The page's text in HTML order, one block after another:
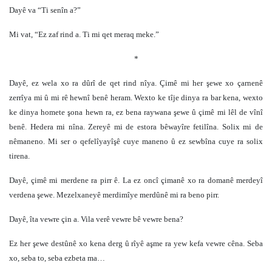
Dayê va “Ti senîn a?”
Mi vat, “Ez zaf rind a. Ti mi qet meraq meke.”
*
Dayê, ez wela xo ra dûrî de qet rind nîya. Çimê mi her şewe xo çarnenê
zerrîya mi û mi rê hewnî benê heram. Wexto ke tîje dinya ra bar kena, wexto
ke dinya homete şona hewn ra, ez bena raywana şewe û çimê mi lêl de vînî
benê. Hedera mi nîna. Zereyê mi de estora bêwayîre fetilîna. Solix mi de
nêmaneno. Mi ser o qefelîyayîşê cuye maneno û ez sewbîna cuye ra solix
tirena.
Dayê, çimê mi merdene ra pirr ê. La ez oncî çimanê xo ra domanê merdeyî
verdena şewe. Mezelxaneyê merdimîye merdûnê mi ra beno pirr.
Dayê, îta vewre çin a. Vila verê vewre bê vewre bena?
Ez her şewe destûnê xo kena derg û rîyê aşme ra yew kefa vewre cêna. Seba
xo, seba to, seba ezbeta ma…